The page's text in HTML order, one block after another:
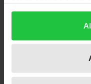
gesammelt haben.
häufig auch auf
Konzernebene zu
Sicht dennoch